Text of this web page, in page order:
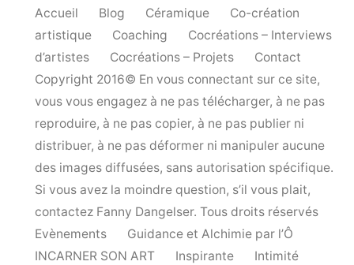
Accueil
Blog Céramique
Co-création
artistique
Coaching
Cocréations – Interviews
d’artistes
Cocréations – Projets
Contact
Copyright 2016© En vous connectant sur ce site,
vous vous engagez à ne pas télécharger, à ne pas
reproduire, à ne pas copier, à ne pas publier ni
distribuer, à ne pas déformer ni manipuler aucune
des images diffusées, sans autorisation spécifique.
Si vous avez la moindre question, s’il vous plait,
contactez Fanny Dangelser. Tous droits réservés
Evènements
Guidance et Alchimie par l’Ô
INCARNER SON ART
Inspirante
Intimité